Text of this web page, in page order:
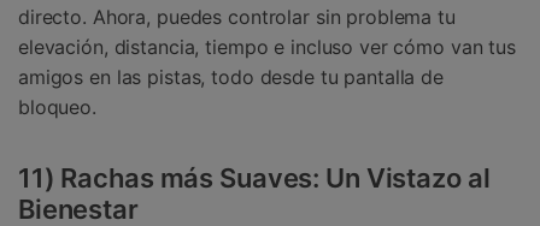
directo. Ahora, puedes controlar sin problema tu
elevación, distancia, tiempo e incluso ver cómo van tus
amigos en las pistas, todo desde tu pantalla de
bloqueo.
11) Rachas más Suaves: Un Vistazo al
Bienestar